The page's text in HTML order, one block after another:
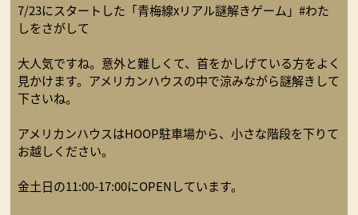
7/23にスタートした「青梅線xリアル謎解きゲーム」#わた
しをさがして
大人気ですね。意外と難しくて、首をかしげている方をよく
見かけます。アメリカンハウスの中で涼みながら謎解きして
下さいね。
アメリカンハウスはHOOP駐車場から、小さな階段を下りて
お越しください。
金土日の11:00-17:00にOPENしています。